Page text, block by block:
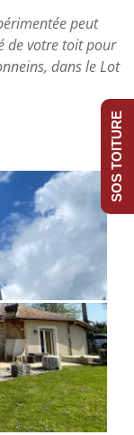
peut
de votre toit pour
dans le Lot
SOS TOITURE